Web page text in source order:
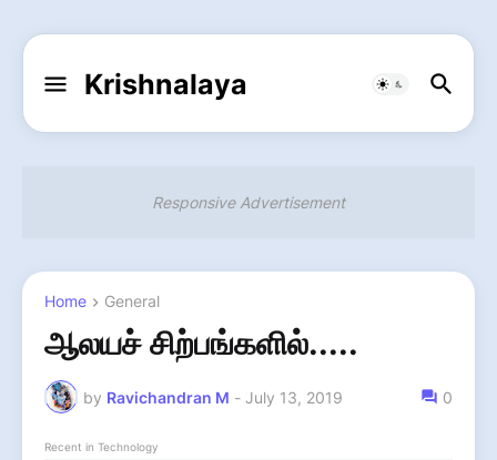
Krishnalaya
Responsive Advertisement
Home General
ஆலயச் சிற்பங்களில்.....
by Ravichandran M - July 13, 2019 0
Recent in Technology